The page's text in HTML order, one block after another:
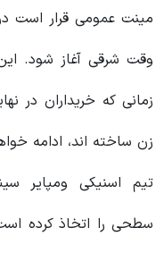
زمانی که خریداران در
زن ساخته‌ اند، ادامه
تیم اسنیکی ومپایر